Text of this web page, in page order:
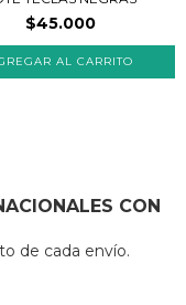
$45.000
CON
de cada envío.